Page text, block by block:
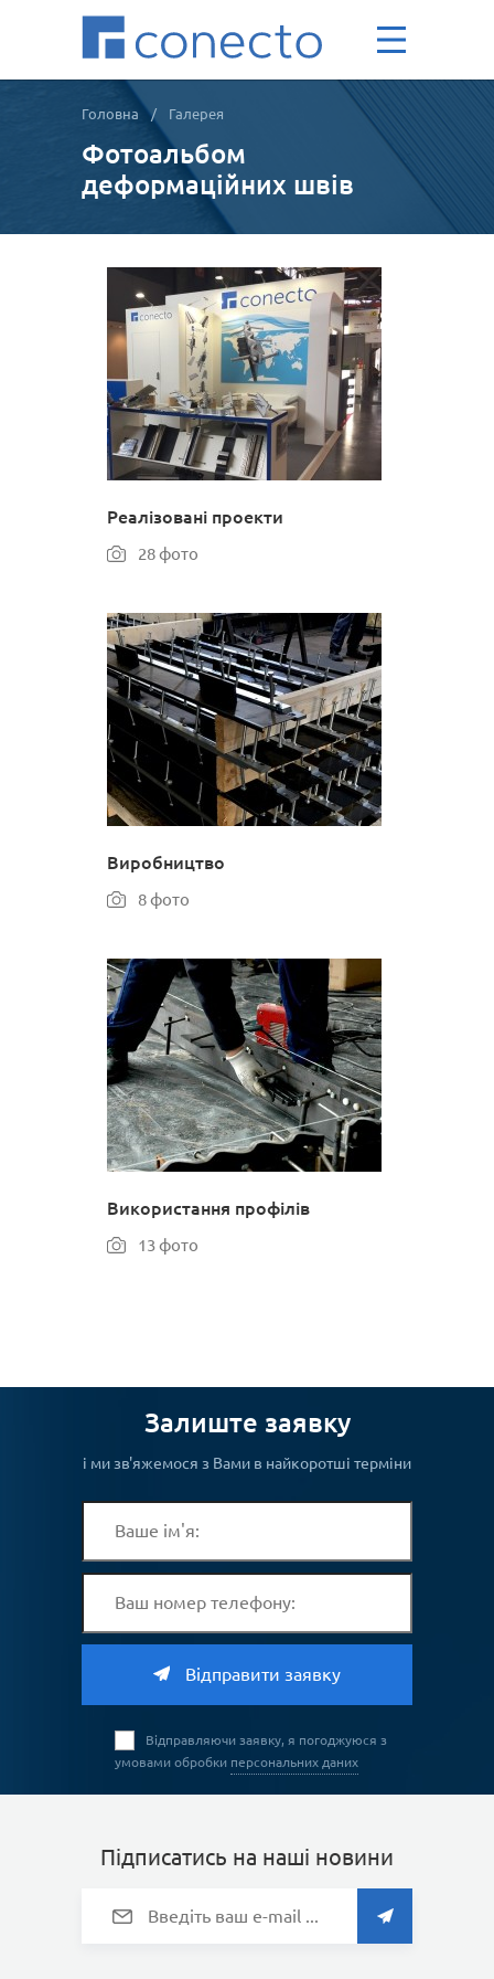
Головна / Галерея
Фотоальбом
деформаційних швів
Реалізовані проекти
28 фото
Виробництво
8 фото
Використання профілів
13 фото
Залиште заявку
і ми зв'яжемося з Вами в найкоротші терміни
Відправити заявку
Відправляючи заявку, я погоджуюся з
умовами обробки персональних даних
Підписатись на наші новини